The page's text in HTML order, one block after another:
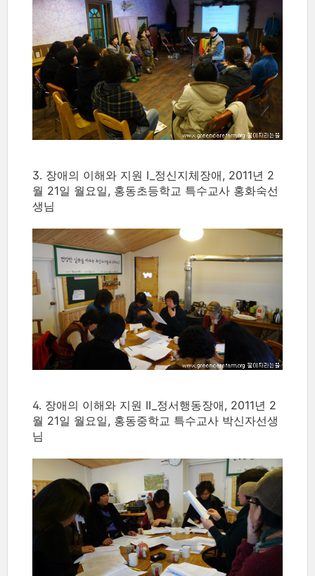
3. 장애의 이해와 지원 I_정신지체장애, 2011년 2
월 21일 월요일, 홍동초등학교 특수교사 홍화숙선
생님
4. 장애의 이해와 지원 II_정서행동장애, 2011년 2
월 21일 월요일, 홍동중학교 특수교사 박신자선생
님